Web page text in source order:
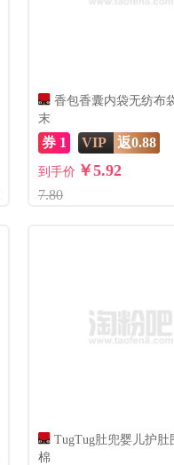
香包香囊内袋无纺布
末
券 1 VIP 返0.88
到手价 ￥5.92
7.80
TugTug肚兜婴儿护肚
棉